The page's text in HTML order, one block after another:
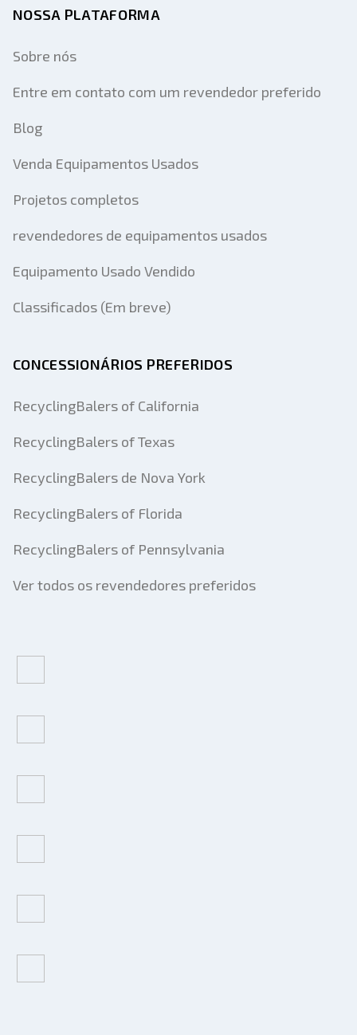
NOSSA PLATAFORMA
Sobre nós
Entre em contato com um revendedor preferido
Blog
Venda Equipamentos Usados
Projetos completos
revendedores de equipamentos usados
Equipamento Usado Vendido
Classificados (Em breve)
CONCESSIONÁRIOS PREFERIDOS
RecyclingBalers of California
RecyclingBalers of Texas
RecyclingBalers de Nova York
RecyclingBalers of Florida
RecyclingBalers of Pennsylvania
Ver todos os revendedores preferidos